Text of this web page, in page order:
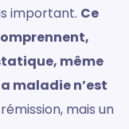
important. Ce
même
maladie n’est
mais un